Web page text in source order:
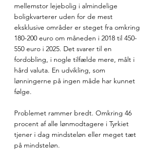
mellemstor lejebolig i almindelige
boligkvarterer uden for de mest
eksklusive områder er steget fra omkring
180-200 euro om måneden i 2018 til 450-
550 euro i 2025. Det svarer til en
fordobling, i nogle tilfælde mere, målt i
hård valuta. En udvikling, som
lønningerne på ingen måde har kunnet
følge.
Problemet rammer bredt. Omkring 46
procent af alle lønmodtagere i Tyrkiet
tjener i dag mindsteløn eller meget tæt
på mindsteløn.